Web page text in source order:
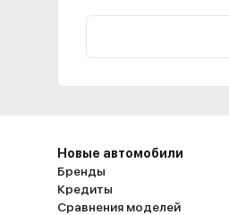
Новые автомобили
Бренды
Кредиты
Сравнения моделей